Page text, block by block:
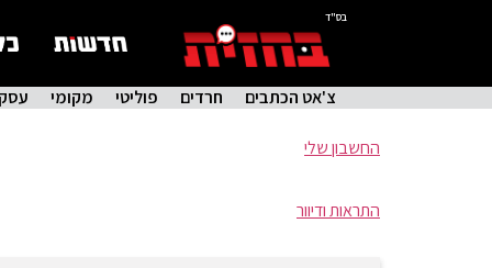
בס"ד
צ'אט הכתבים חרדים פוליטי מקומי
החשבון שלי
התראות ודיוור